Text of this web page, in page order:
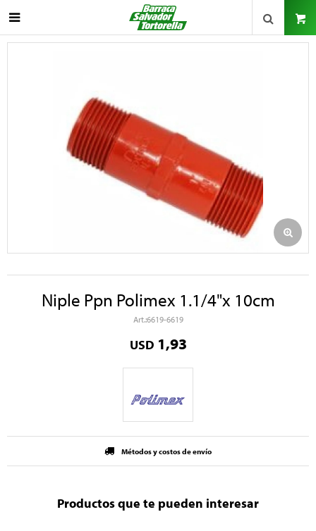

Niple Ppn Polimex 1.1/4"x 10cm
6619-6619
USD 1,93
Métodos y costos de envío
Productos que te pueden interesar